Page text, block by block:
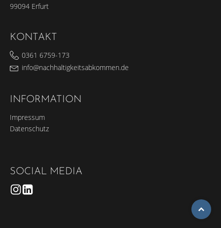
99094 Erfurt
KONTAKT
0361 6759-173
info@nachhaltigkeitsabkommen.de
INFORMATION
Impressum
Datenschutz
SOCIAL MEDIA